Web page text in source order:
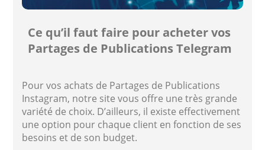
Ce qu’il faut faire pour acheter vos
Partages de Publications Telegram
Pour vos achats de Partages de Publications
Instagram, notre site vous offre une très grande
variété de choix. D’ailleurs, il existe effectivement
une option pour chaque client en fonction de ses
besoins et de son budget.